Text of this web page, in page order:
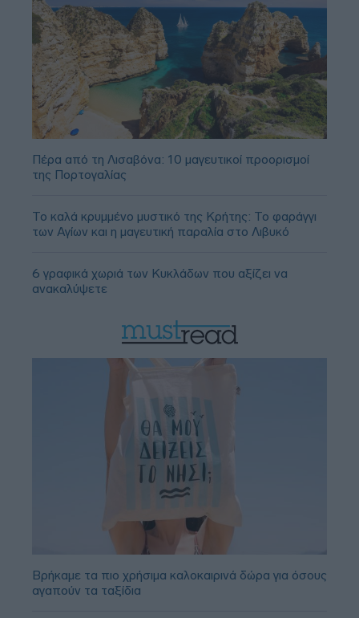
Πέρα από τη Λισαβόνα: 10 μαγευτικοί προορισμοί
της Πορτογαλίας
Το καλά κρυμμένο μυστικό της Κρήτης: Το φαράγγι
των Αγίων και η μαγευτική παραλία στο Λιβυκό
6 γραφικά χωριά των Κυκλάδων που αξίζει να
ανακαλύψετε
Βρήκαμε τα πιο χρήσιμα καλοκαιρινά δώρα για όσους
αγαπούν τα ταξίδια